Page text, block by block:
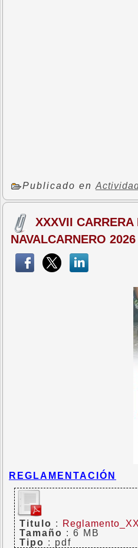
Publicado en
XXXVII CARRERA
NAVALCARNERO 2026
REGLAMENTACIÓN
Titulo :
Tamaño : 6 MB
Tipo : pdf